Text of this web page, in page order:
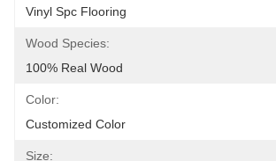
Vinyl Spc Flooring
Wood Species:
100% Real Wood
Color:
Customized Color
Size: